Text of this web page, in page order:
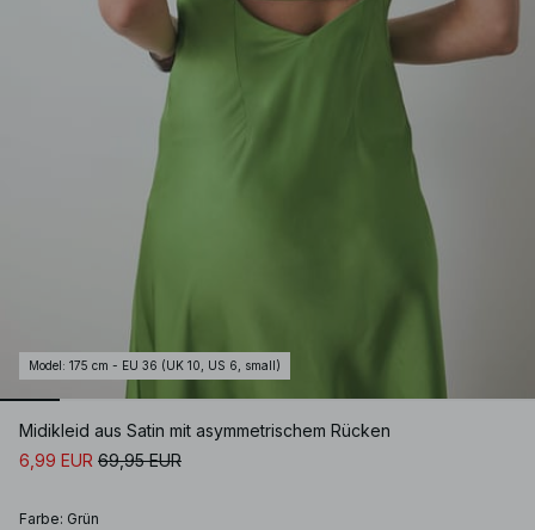
Model : 175 cm - EU 36 (UK 10, US 6, small)
Midikleid aus Satin mit asymmetrischem Rücken
6,99 EUR 69,95 EUR
Farbe: Grün